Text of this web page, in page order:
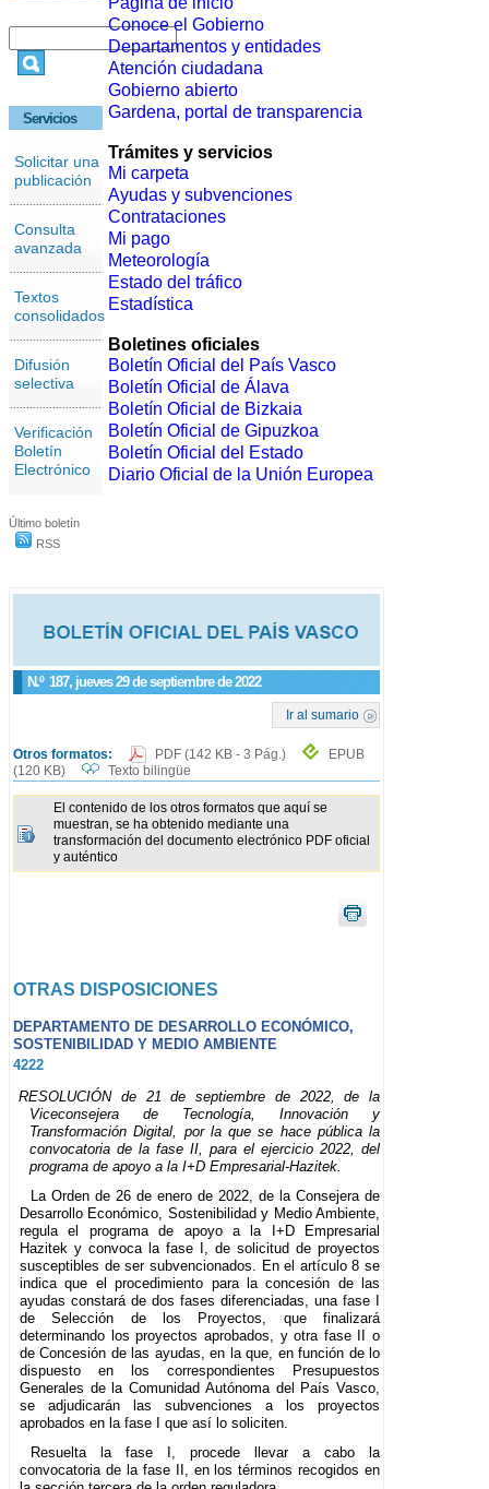
Servicios
Solicitar una
publicación
Consulta
avanzada
Textos
consolidados
Difusión
selectiva
Verificación
Boletín
Electrónico
Último boletín
RSS
N.º 187, jueves 29 de septiembre de 2022
Ir al sumario
Otros formatos: PDF (142 KB - 3 Pág.)
EPUB
(120 KB)
Texto bilingüe
El contenido de los otros formatos que aquí se
muestran, se ha obtenido mediante una
transformación del documento electrónico PDF oficial
y auténtico
OTRAS DISPOSICIONES
DEPARTAMENTO DE DESARROLLO ECONÓMICO,
SOSTENIBILIDAD Y MEDIO AMBIENTE
4222
RESOLUCIÓN de 21 de septiembre de 2022, de la
Viceconsejera de Tecnología, Innovación y
Transformación Digital, por la que se hace pública la
convocatoria de la fase II, para el ejercicio 2022, del
programa de apoyo a la I+D Empresarial-Hazitek.
La Orden de 26 de enero de 2022, de la Consejera de
Desarrollo Económico, Sostenibilidad y Medio Ambiente,
regula el programa de apoyo a la I+D Empresarial
Hazitek y convoca la fase I, de solicitud de proyectos
susceptibles de ser subvencionados. En el artículo 8 se
indica que el procedimiento para la concesión de las
ayudas constará de dos fases diferenciadas, una fase I
de Selección de los Proyectos, que finalizará
determinando los proyectos aprobados, y otra fase II o
de Concesión de las ayudas, en la que, en función de lo
dispuesto en los correspondientes Presupuestos
Generales de la Comunidad Autónoma del País Vasco,
se adjudicarán las subvenciones a los proyectos
aprobados en la fase I que así lo soliciten.
Resuelta la fase I, procede llevar a cabo la
convocatoria de la fase II, en los términos recogidos en
Conoce el Gobierno
Departamentos y entidades
Atención ciudadana
Gobierno abierto
Gardena, portal de transparencia
Trámites y servicios
Mi carpeta
Ayudas y subvenciones
Contrataciones
Mi pago
Meteorología
Estado del tráfico
Estadística
Boletines oficiales
Boletín Oficial del País Vasco
Boletín Oficial de Álava
Boletín Oficial de Bizkaia
Boletín Oficial de Gipuzkoa
Boletín Oficial del Estado
Diario Oficial de la Unión Europea